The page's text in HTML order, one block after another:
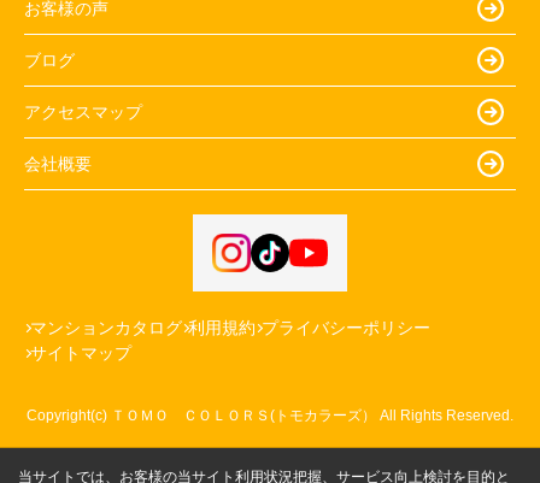
お客様の声
ブログ
アクセスマップ
会社概要
マンションカタログ 利用規約 プライバシーポリシー
サイトマップ
Copyright(c) ＴＯＭＯ ＣＯＬＯＲＳ(トモカラーズ） All Rights Reserved.
当サイトでは、お客様の当サイト利用状況把握、サービス向上検討を目的と